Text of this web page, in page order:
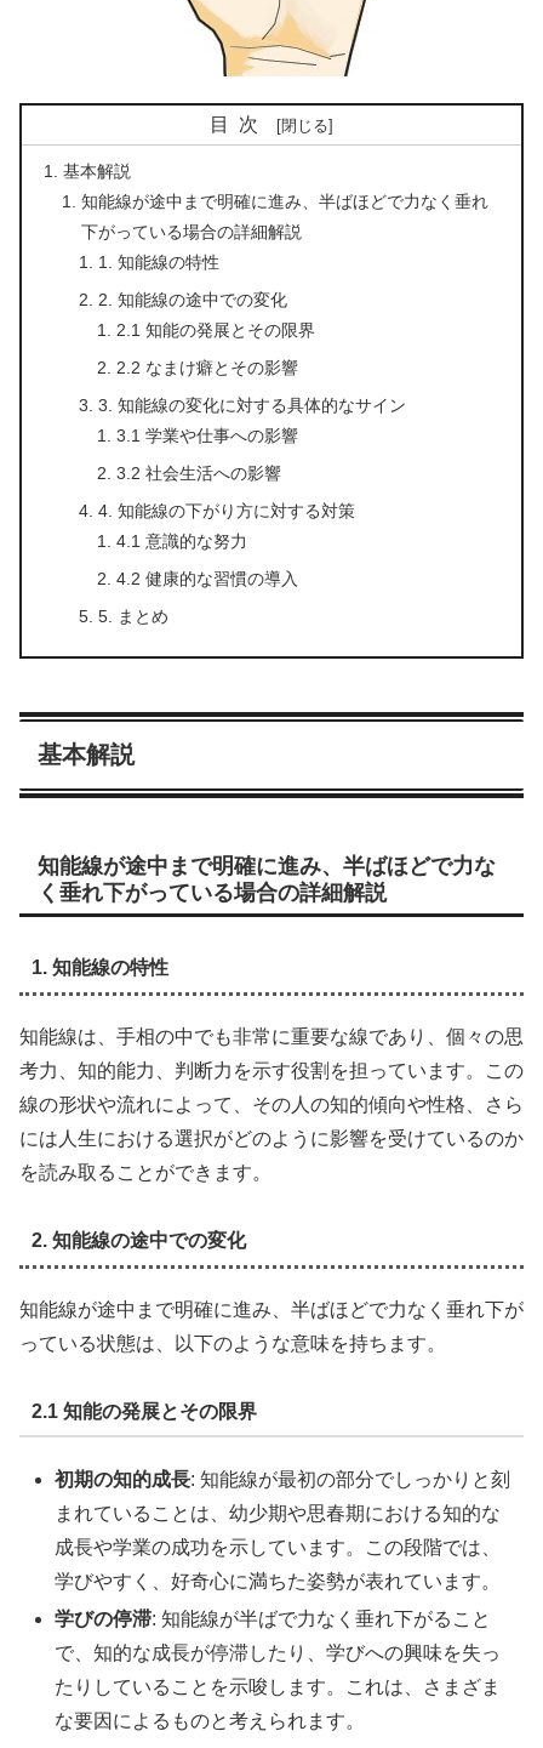
目次
基本解説
知能線が途中まで明確に進み、半ばほどで力なく垂れ
下がっている場合の詳細解説
1. 知能線の特性
2. 知能線の途中での変化
2.1 知能の発展とその限界
2.2 なまけ癖とその影響
3. 知能線の変化に対する具体的なサイン
3.1 学業や仕事への影響
3.2 社会生活への影響
4. 知能線の下がり方に対する対策
4.1 意識的な努力
4.2 健康的な習慣の導入
5. まとめ
基本解説
知能線が途中まで明確に進み、半ばほどで力な
く垂れ下がっている場合の詳細解説
1. 知能線の特性
知能線は、手相の中でも非常に重要な線であり、個々の思
考力、知的能力、判断力を示す役割を担っています。この
線の形状や流れによって、その人の知的傾向や性格、さら
には人生における選択がどのように影響を受けているのか
を読み取ることができます。
2. 知能線の途中での変化
知能線が途中まで明確に進み、半ばほどで力なく垂れ下が
っている状態は、以下のような意味を持ちます。
2.1 知能の発展とその限界
初期の知的成長: 知能線が最初の部分でしっかりと刻
まれていることは、幼少期や思春期における知的な
成長や学業の成功を示しています。この段階では、
学びやすく、好奇心に満ちた姿勢が表れています。
学びの停滞: 知能線が半ばで力なく垂れ下がること
で、知的な成長が停滞したり、学びへの興味を失っ
たりしていることを示唆します。これは、さまざま
な要因によるものと考えられます。